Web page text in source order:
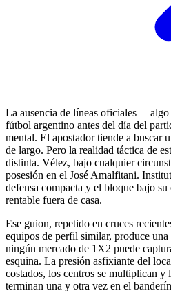
La ausencia de líneas oficiales —algo
fútbol argentino antes del día del
mental. El apostador tiende a buscar
de largo. Pero la realidad táctica de
distinta. Vélez, bajo cualquier
posesión en el José Amalfitani.
defensa compacta y el bloque bajo su
rentable fuera de casa.
Ese guion, repetido en cruces
equipos de perfil similar, produce una
ningún mercado de 1X2 puede
esquina. La presión asfixiante del
costados, los centros se multiplican y
terminan una y otra vez en el